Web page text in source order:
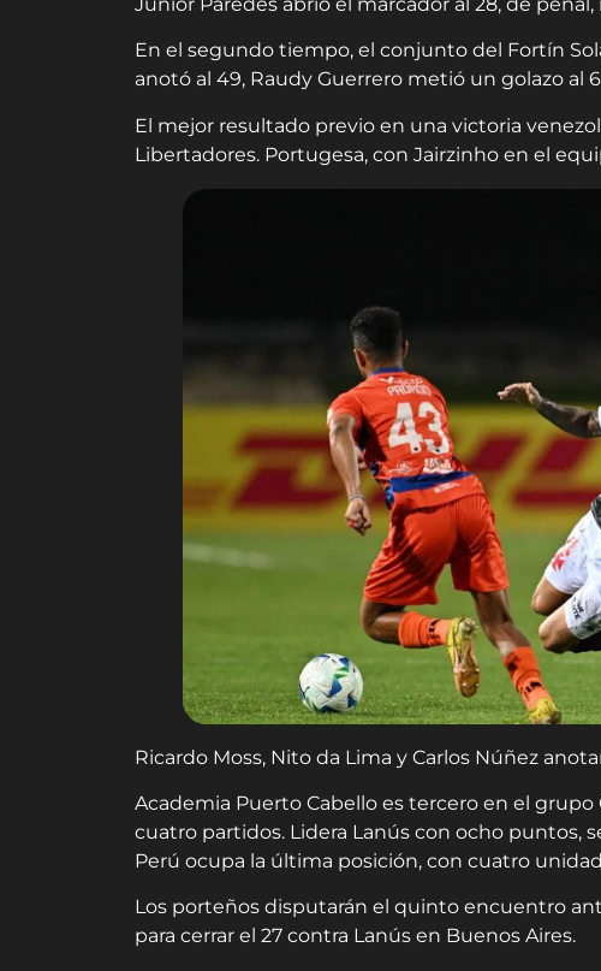
En el segundo tiempo, el conjunto del Fortín
anotó al 49, Raudy Guerrero metió un golazo al
El mejor resultado previo en una victoria
Libertadores. Portugesa, con Jairzinho en el
Ricardo Moss, Nito da Lima y Carlos Núñez
Academia Puerto Cabello es tercero en el
cuatro partidos. Lidera Lanús con ocho puntos,
Perú ocupa la última posición, con cuatro
Los porteños disputarán el quinto encuentro
para cerrar el 27 contra Lanús en Buenos Aires.